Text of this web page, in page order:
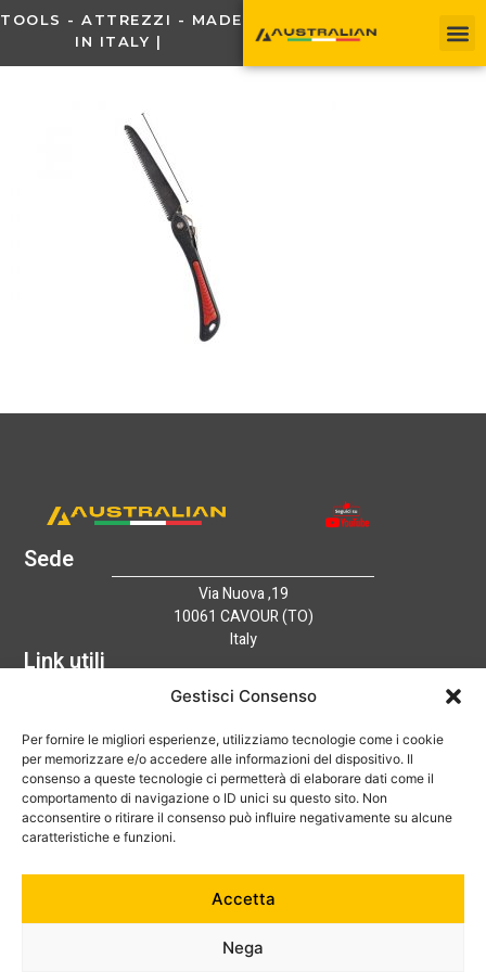
Gestisci Consenso
Per fornire le migliori esperienze, utilizziamo tecnologie come i cookie
per memorizzare e/o accedere alle informazioni del dispositivo. Il
consenso a queste tecnologie ci permetterà di elaborare dati come il
comportamento di navigazione o ID unici su questo sito. Non
acconsentire o ritirare il consenso può influire negativamente su alcune
caratteristiche e funzioni.
Accetta
Nega
TOOLS - ATTREZZI - MADE
IN ITALY |
Sede
Via Nuova ,19
10061 CAVOUR (TO)
Italy
Link utili
Home
Catalogo
Tecnologia
News
Contatti
Hai bisogno di aiuto?
+39 0121 600752
info@australian-srl.com